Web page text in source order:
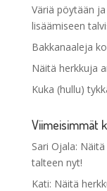
Väriä pöytään
lisäämiseen
Bakkanaaleja
Näitä herkkuja
Kuka (hullu)
Viimeisimmät
Sari Ojala:
talteen nyt!
Kati: Näitä